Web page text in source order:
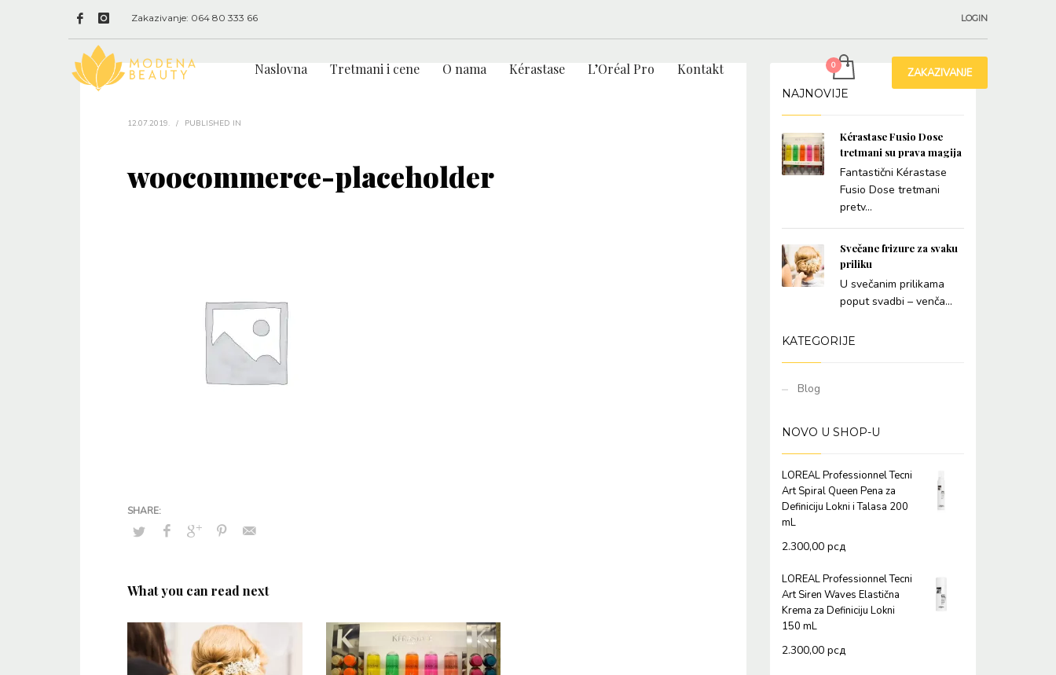
Zakazivanje: 064 80 333 66 LOGIN
Naslovna Tretmani i cene O nama Kérastase L’Oréal Pro Kontakt ZAKAZIVANJE
12.07.2019. / PUBLISHED IN
woocommerce-placeholder
What you can read next
NAJNOVIJE
Kérastase Fusio Dose
tretmani su prava magija
Fantastični Kérastase
Fusio Dose tretmani
pretv...
Svečane frizure za svaku
priliku
U svečanim prilikama
poput svadbi – venča...
KATEGORIJE
Blog
NOVO U SHOP-U
LOREAL Professionnel Tecni
Art Spiral Queen Pena za
Definiciju Lokni i Talasa 200
mL
2.300,00 рсд
LOREAL Professionnel Tecni
Art Siren Waves Elastična
Krema za Definiciju Lokni
150 mL
2.300,00 рсд